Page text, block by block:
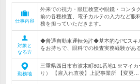
仕事内容
外来での視力・眼圧検査や眼鏡・コンタ
前の各種検査、電子カルテの入力など眼
務を担っていただきます。
対象と
なる方
◆普通自動車運転免許◆基本的なPCスキ
をお持ちで、眼科での検査実務経験がある
勤務地
三重県四日市市波木町801番地1 ※マイカ
り） 【雇入れ直後】上記事業所 【変更…